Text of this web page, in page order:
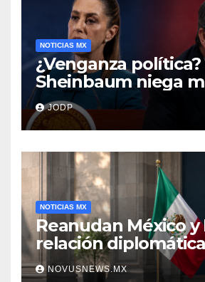
NOTICIAS MX
¿Venganza política?
Sheinbaum niega
negra en captura
Aguirre
JODP
NOTICIAS MX
Reanudan México y
relación diplomática
NOVUSNEWS.MX